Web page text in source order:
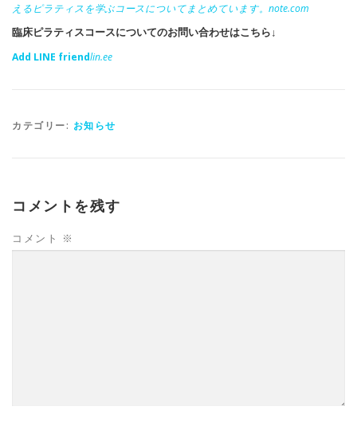
えるピラティスを学ぶコースについてまとめています。 note.com
臨床ピラティスコースについてのお問い合わせはこちら↓
Add LINE friendlin.ee
カテゴリー: お知らせ
コメントを残す
コメント ※